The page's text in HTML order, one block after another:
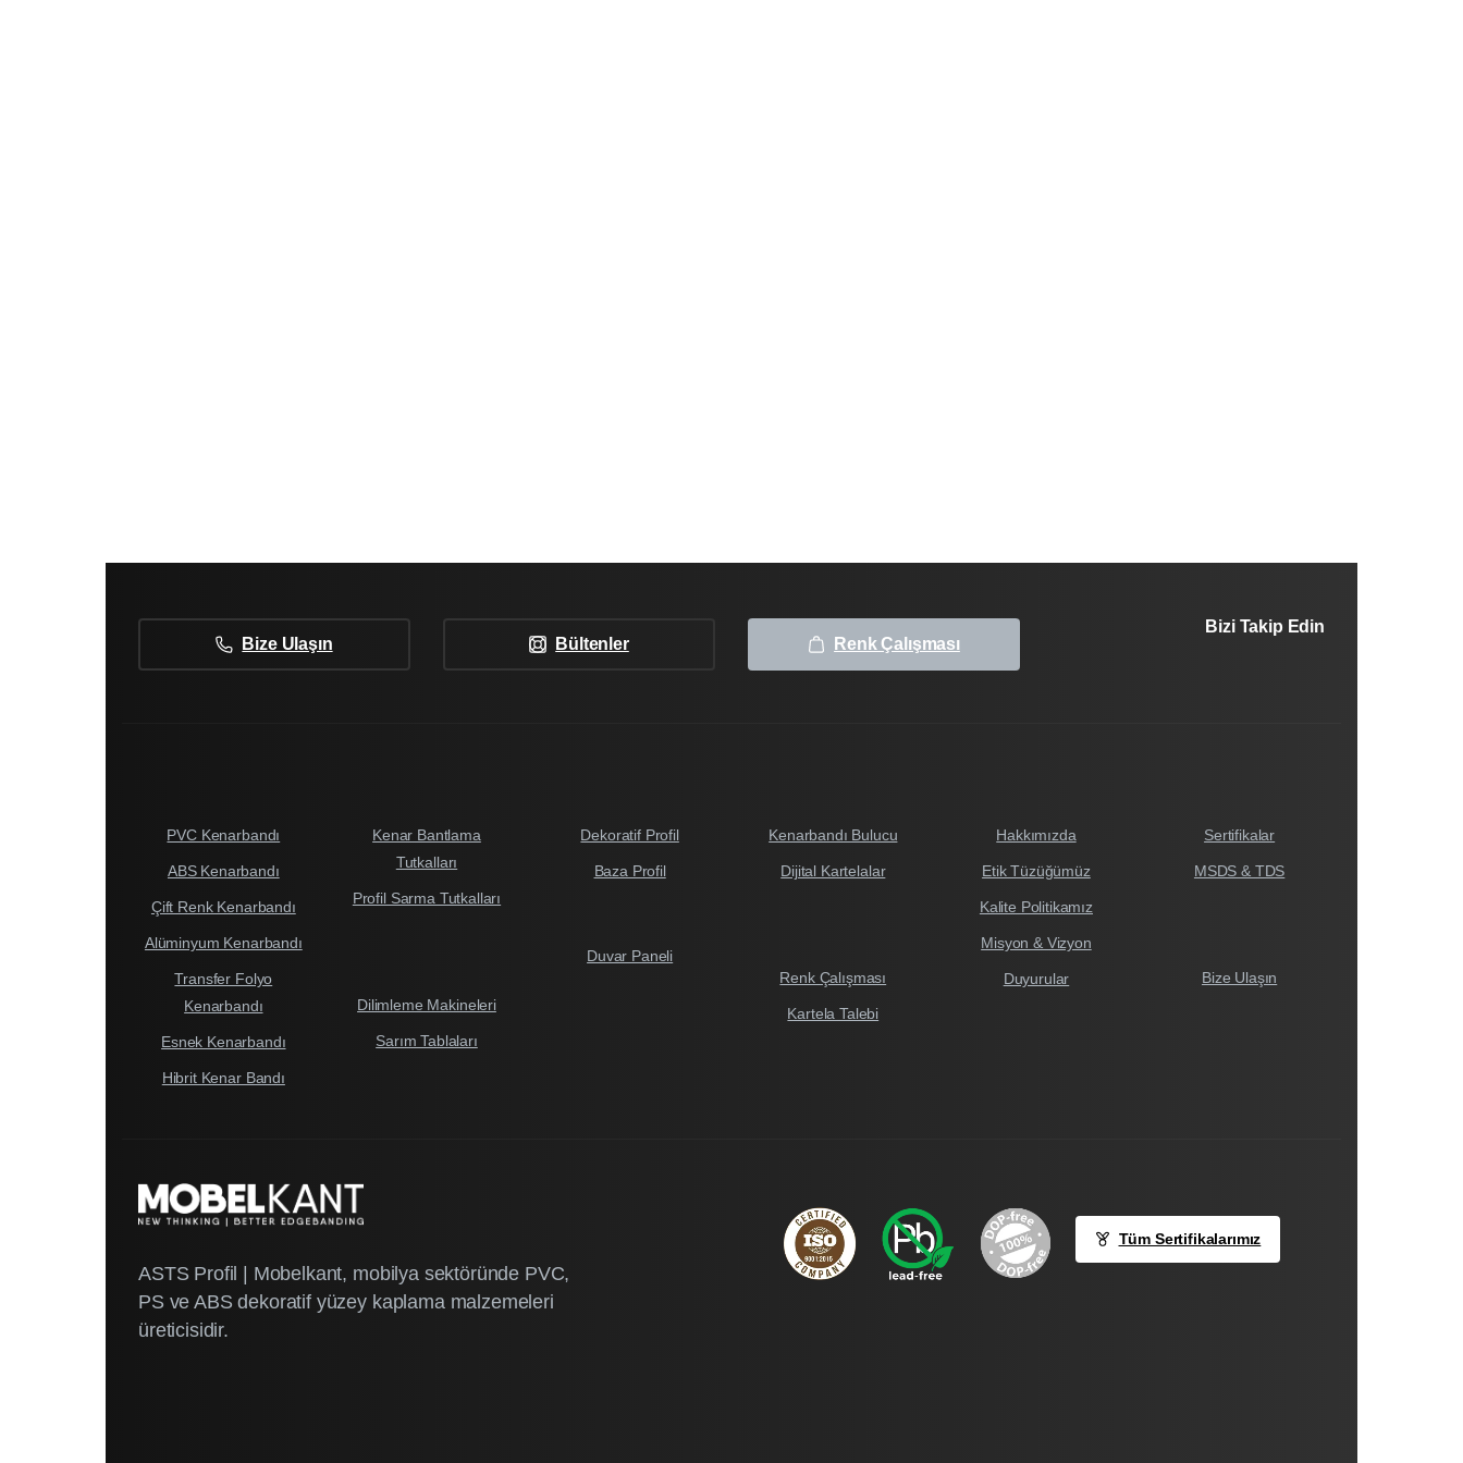
Bize Ulaşın Bültenler Renk Çalışması
Bizi Takip Edin
PVC Kenarbandı
ABS Kenarbandı
Çift Renk Kenarbandı
Alüminyum Kenarbandı
Transfer Folyo
Kenarbandı
Esnek Kenarbandı
Hibrit Kenar Bandı
Kenar Bantlama
Tutkalları
Profil Sarma Tutkalları
Dilimleme Makineleri
Sarım Tablaları
Dekoratif Profil
Baza Profil
Duvar Paneli
Kenarbandı Bulucu
Dijital Kartelalar
Renk Çalışması
Kartela Talebi
Hakkımızda
Etik Tüzüğümüz
Kalite Politikamız
Misyon & Vizyon
Duyurular
Sertifikalar
MSDS & TDS
Bize Ulaşın
ASTS Profil | Mobelkant, mobilya sektöründe PVC,
PS ve ABS dekoratif yüzey kaplama malzemeleri
üreticisidir.
Tüm Sertifikalarımız